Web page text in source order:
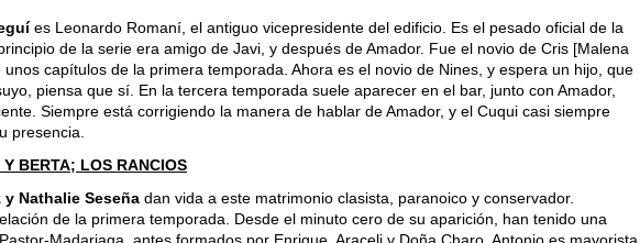
es Leonardo Romaní, el antiguo vicepresidente del edificio. Es el pesado oficial de la
de la serie era amigo de Javi, y después de Amador. Fue el novio de Cris [Malena
unos capítulos de la primera temporada. Ahora es el novio de Nines, y espera un hijo, que
piensa que sí. En la tercera temporada suele aparecer en el bar, junto con Amador,
Siempre está corrigiendo la manera de hablar de Amador, y el Cuqui casi siempre
presencia.
Y BERTA; LOS RANCIOS
Nathalie Seseña dan vida a este matrimonio clasista, paranoico y conservador.
de la primera temporada. Desde el minuto cero de su aparición, han tenido una